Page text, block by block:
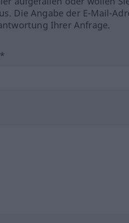
Die Angabe der E-Mail-
Ihrer Anfrage.